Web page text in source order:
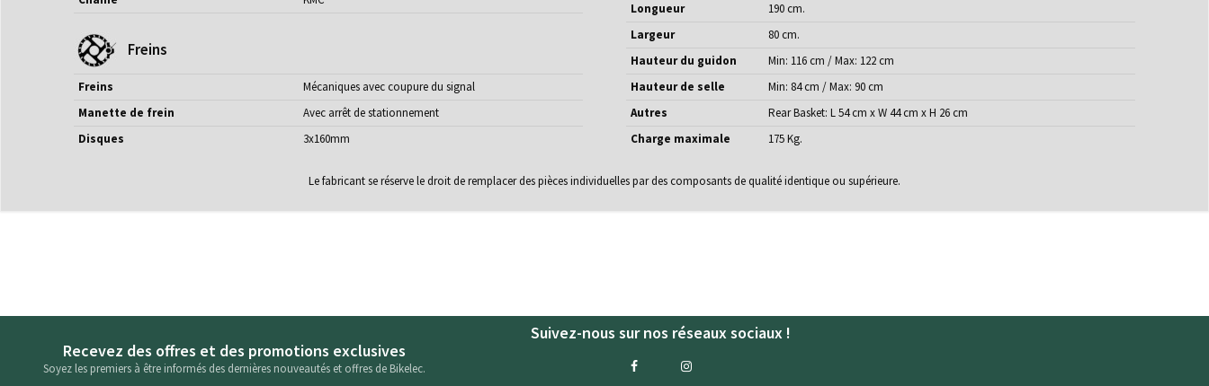
Freins
Freins
Mécaniques avec coupure du signal
Manette de frein
Avec arrêt de stationnement
Disques
3x160mm
Longueur
190 cm.
Largeur
80 cm.
Hauteur du guidon
Min: 116 cm / Max: 122 cm
Hauteur de selle
Min: 84 cm / Max: 90 cm
Autres
Rear Basket: L 54 cm x W 44 cm x H 26 cm
Charge maximale
175 Kg.
Le fabricant se réserve le droit de remplacer des pièces individuelles par des composants de qualité identique ou supérieure.
Recevez des offres et des promotions exclusives
Soyez les premiers à être informés des dernières nouveautés et offres de Bikelec.
Suivez-nous sur nos réseaux sociaux !